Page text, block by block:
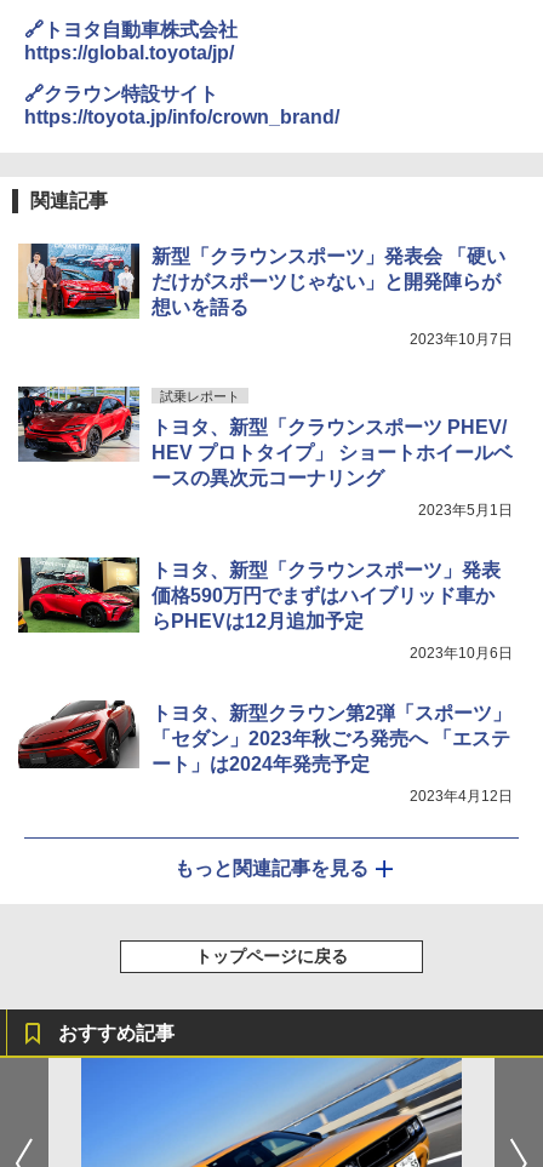
🔗トヨタ自動車株式会社
https://global.toyota/jp/
🔗クラウン特設サイト
https://toyota.jp/info/crown_brand/
関連記事
新型「クラウンスポーツ」発表会 「硬い
だけがスポーツじゃない」と開発陣らが
想いを語る
2023年10月7日
試乗レポート
トヨタ、新型「クラウンスポーツ PHEV/
HEV プロトタイプ」 ショートホイールベ
ースの異次元コーナリング
2023年5月1日
トヨタ、新型「クラウンスポーツ」発表
価格590万円でまずはハイブリッド車か
らPHEVは12月追加予定
2023年10月6日
トヨタ、新型クラウン第2弾「スポーツ」
「セダン」2023年秋ごろ発売へ 「エステ
ート」は2024年発売予定
2023年4月12日
もっと関連記事を見る
トップページに戻る
おすすめ記事